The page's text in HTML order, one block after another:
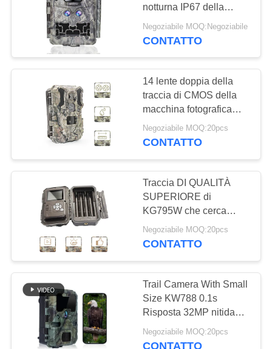
MAPPA
SITO
POLITICA
SULLA
PRIVACY
Macchina
fotografica senza fili
della traccia
Macchina
fotografica di WIFI
Bluetooth
44
Cercare gli
notturna IP67 della
macchina fotografica
1080P
Negoziabile MOQ:Negoziabile
CONTATTO
14 lente doppia della
traccia di CMOS della
macchina fotografica
infrarossa della
macchina fotografica
Negoziabile MOQ:20pcs
CONTATTO
Traccia DI QUALITÀ
SUPERIORE di
KG795W che cerca
macchina fotografica
30MP 1080P HD per
Negoziabile MOQ:20pcs
CONTATTO
Trail Camera With Small
Size KW788 0.1s
Risposta 32MP nitida
Immagine 4K Video
impermeabile IP67 fino
Negoziabile MOQ:20pcs
CONTATTO